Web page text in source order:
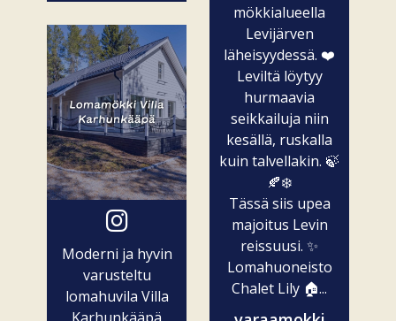
Moderni ja hyvin
varusteltu
lomahuvila Villa
mökkialueella
Levijärven
läheisyydessä. ❤️
Leviltä löytyy
hurmaavia
seikkailuja niin
kesällä, ruskalla
kuin talvellakin. 🍃
🍂❄️
Tässä siis upea
majoitus Levin
reissuusi. ✨
Lomahuoneisto
Chalet Lily 🏠...